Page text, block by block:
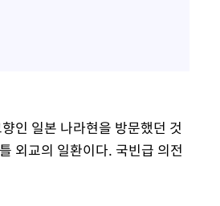
인 일본 나라현을 방문했던 것
외교의 일환이다. 국빈급 의전